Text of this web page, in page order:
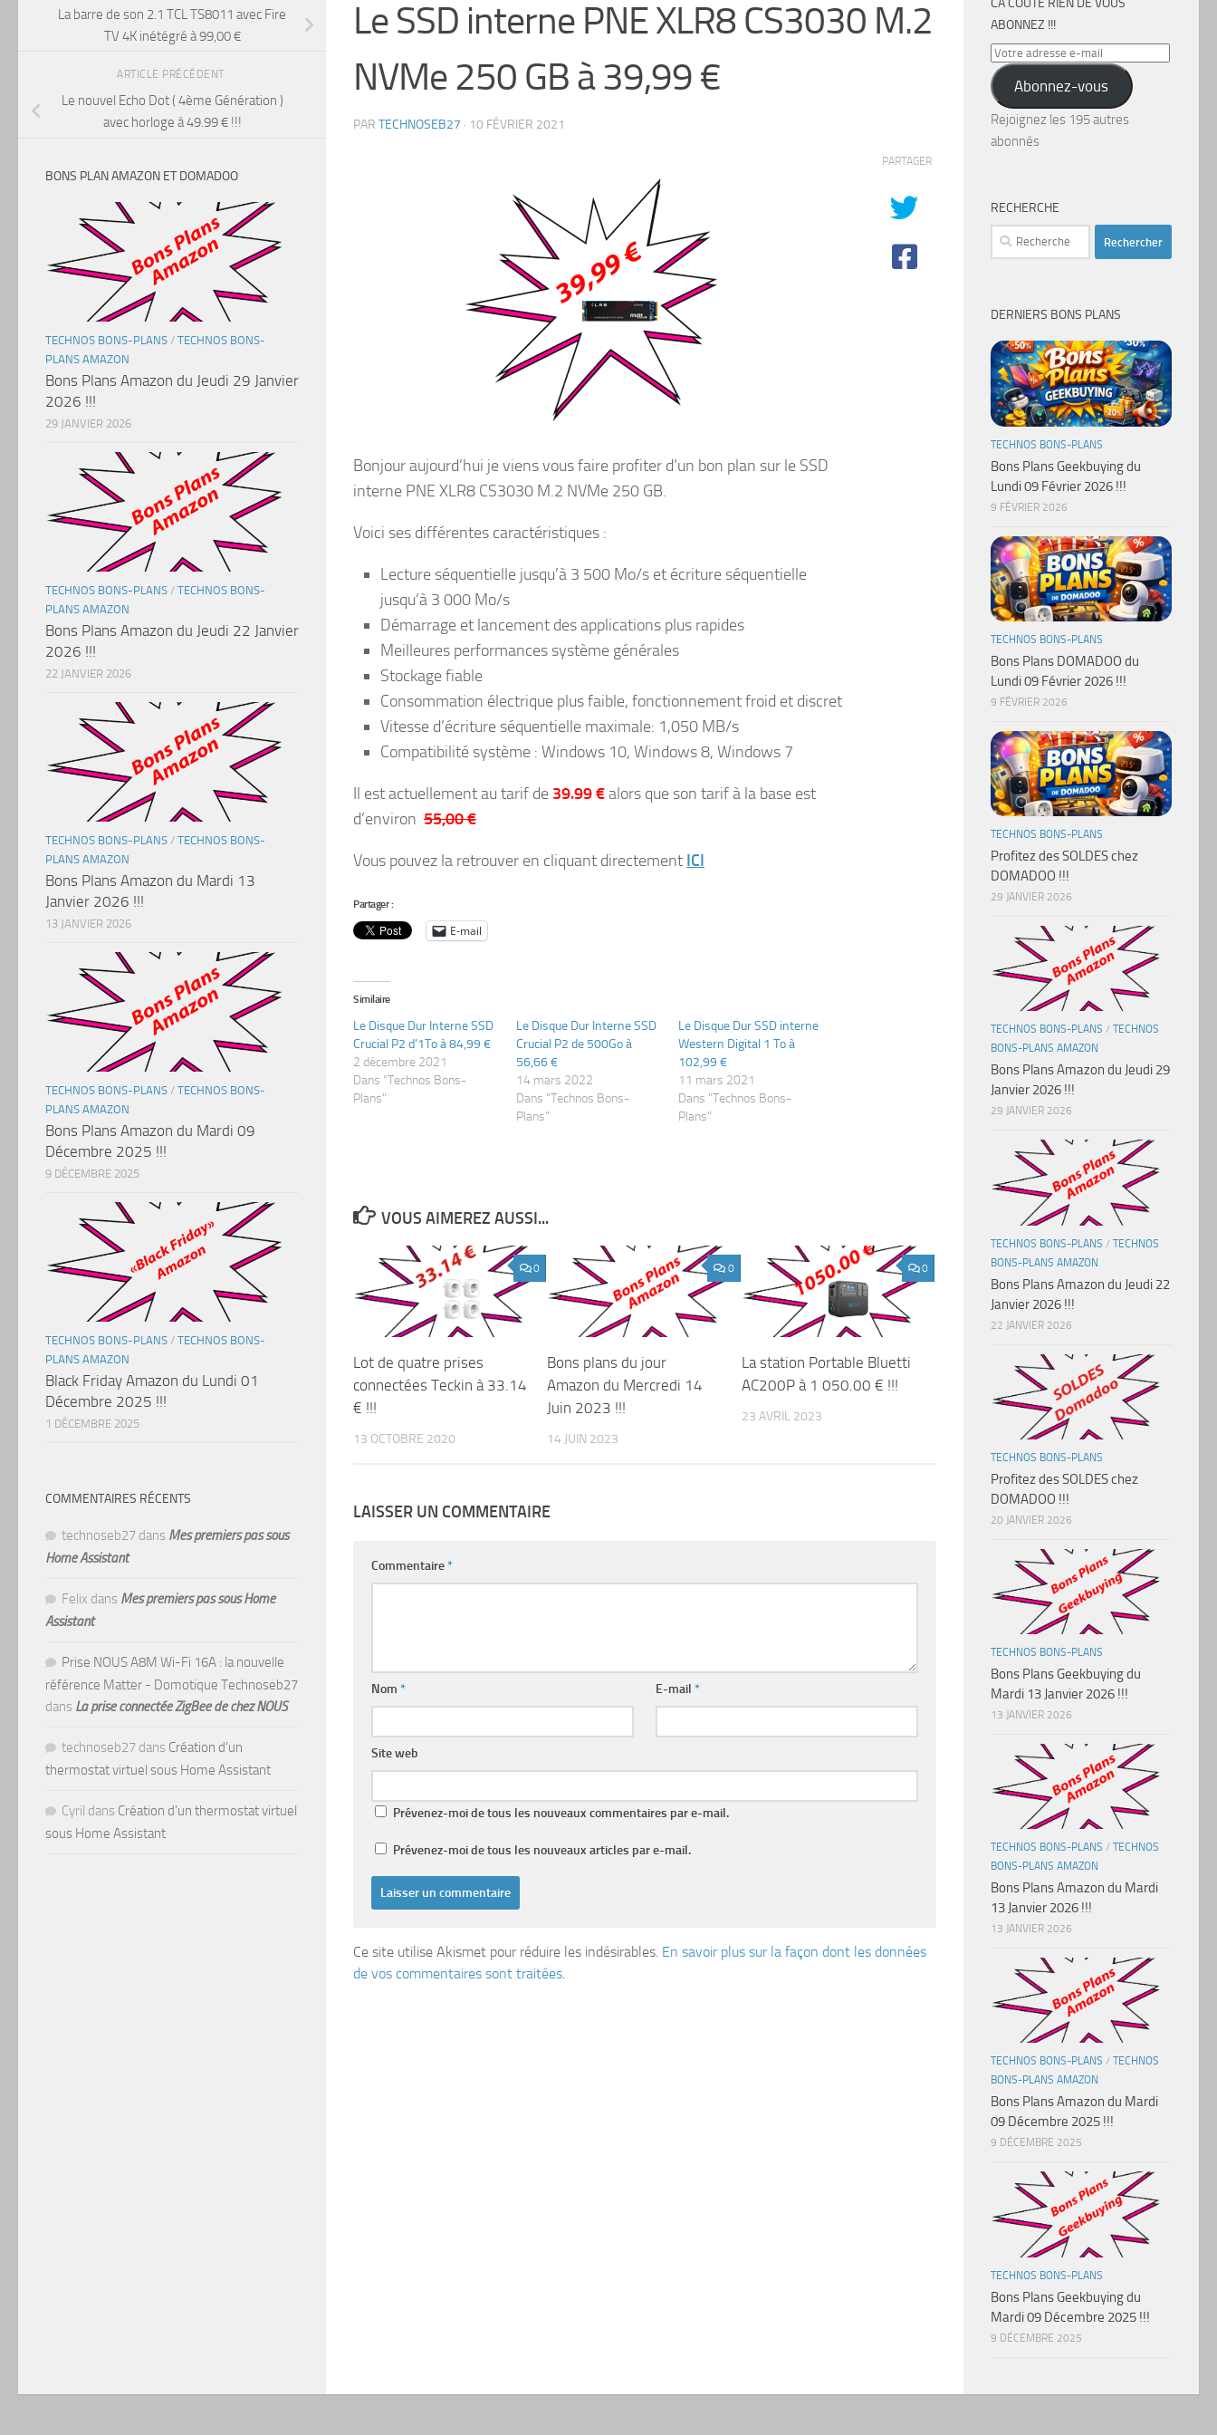
Le SSD interne PNE XLR8 CS3030 M.2
NVMe 250 GB à 39,99 €
PAR TECHNOSEB27 · 10 FÉVRIER 2021
Bonjour aujourd’hui je viens vous faire profiter d’un bon plan sur le SSD
interne PNE XLR8 CS3030 M.2 NVMe 250 GB.
Voici ses différentes caractéristiques :
Lecture séquentielle jusqu’à 3 500 Mo/s et écriture séquentielle
jusqu’à 3 000 Mo/s
Démarrage et lancement des applications plus rapides
Meilleures performances système générales
Stockage fiable
Consommation électrique plus faible, fonctionnement froid et discret
Vitesse d’écriture séquentielle maximale: 1,050 MB/s
Compatibilité système : Windows 10, Windows 8, Windows 7
Il est actuellement au tarif de 39.99 €alors que son tarif à la base est
d’environ 55,00 €
Vous pouvez la retrouver en cliquant directement ICI
Partager :
E-mail
Similaire
Le Disque Dur Interne SSD
Crucial P2 d’1To à 84,99 €
2 décembre 2021
Dans "Technos Bons-
Plans"
Le Disque Dur Interne SSD
Crucial P2 de 500Go à
56,66 €
14 mars 2022
Dans "Technos Bons-
Plans"
Le Disque Dur SSD interne
Western Digital 1 To à
102,99 €
11 mars 2021
Dans "Technos Bons-
Plans"
PARTAGER
VOUS AIMEREZ AUSSI...
0
Lot de quatre prises
connectées Teckin à 33.14
€ !!!
13 OCTOBRE 2020
0
Bons plans du jour
Amazon du Mercredi 14
Juin 2023 !!!
14 JUIN 2023
0
La station Portable Bluetti
AC200P à 1 050.00 € !!!
23 AVRIL 2023
LAISSER UN COMMENTAIRE
Commentaire*
Nom * E-mail*
Site web
Prévenez-moi de tous les nouveaux commentaires par e-mail.
Prévenez-moi de tous les nouveaux articles par e-mail.
Ce site utilise Akismet pour réduire les indésirables. En savoir plus sur la façon dont les données
de vos commentaires sont traitées
La barre de son 2.1 TCL TS8011 avec Fire
TV 4K inétégré à 99,00 €
ARTICLE PRÉCÉDENT
Le nouvel Echo Dot ( 4ème Génération )
avec horloge à 49.99 € !!!
BONS PLAN AMAZON ET DOMADOO
TECHNOS BONS-PLANS / TECHNOS BONS-
PLANS AMAZON
Bons Plans Amazon du Jeudi 29 Janvier
2026 !!!
29 JANVIER 2026
TECHNOS BONS-PLANS / TECHNOS BONS-
PLANS AMAZON
Bons Plans Amazon du Jeudi 22 Janvier
2026 !!!
22 JANVIER 2026
TECHNOS BONS-PLANS / TECHNOS BONS-
PLANS AMAZON
Bons Plans Amazon du Mardi 13
Janvier 2026 !!!
13 JANVIER 2026
TECHNOS BONS-PLANS / TECHNOS BONS-
PLANS AMAZON
Bons Plans Amazon du Mardi 09
Décembre 2025 !!!
9 DÉCEMBRE 2025
TECHNOS BONS-PLANS / TECHNOS BONS-
PLANS AMAZON
Black Friday Amazon du Lundi 01
Décembre 2025 !!!
1 DÉCEMBRE 2025
COMMENTAIRES RÉCENTS
technoseb27 dans Mes premiers pas sous
Home Assistant
Felix dans Mes premiers pas sous Home
Assistant
Prise NOUS A8M Wi-Fi 16A : la nouvelle
référence Matter - Domotique Technoseb27
dans La prise connectée ZigBee de chez NOUS
technoseb27 dans Création d’un
thermostat virtuel sous Home Assistant
Cyril dans Création d’un thermostat virtuel
sous Home Assistant
CA COÛTE RIEN DE VOUS
ABONNEZ !!!
Votre
adresse
e-
mail
Abonnez-vous
Rejoignez les 195 autres
abonnés
RECHERCHE
Rechercher :
DERNIERS BONS PLANS
TECHNOS BONS-PLANS
Bons Plans Geekbuying du
Lundi 09 Février 2026 !!!
9 FÉVRIER 2026
TECHNOS BONS-PLANS
Bons Plans DOMADOO du
Lundi 09 Février 2026 !!!
9 FÉVRIER 2026
TECHNOS BONS-PLANS
Profitez des SOLDES chez
DOMADOO !!!
29 JANVIER 2026
TECHNOS BONS-PLANS / TECHNOS
BONS-PLANS AMAZON
Bons Plans Amazon du Jeudi 29
Janvier 2026 !!!
29 JANVIER 2026
TECHNOS BONS-PLANS / TECHNOS
BONS-PLANS AMAZON
Bons Plans Amazon du Jeudi 22
Janvier 2026 !!!
22 JANVIER 2026
TECHNOS BONS-PLANS
Profitez des SOLDES chez
DOMADOO !!!
20 JANVIER 2026
TECHNOS BONS-PLANS
Bons Plans Geekbuying du
Mardi 13 Janvier 2026 !!!
13 JANVIER 2026
TECHNOS BONS-PLANS / TECHNOS
BONS-PLANS AMAZON
Bons Plans Amazon du Mardi
13 Janvier 2026 !!!
13 JANVIER 2026
TECHNOS BONS-PLANS / TECHNOS
BONS-PLANS AMAZON
Bons Plans Amazon du Mardi
09 Décembre 2025 !!!
9 DÉCEMBRE 2025
TECHNOS BONS-PLANS
Bons Plans Geekbuying du
Mardi 09 Décembre 2025 !!!
9 DÉCEMBRE 2025